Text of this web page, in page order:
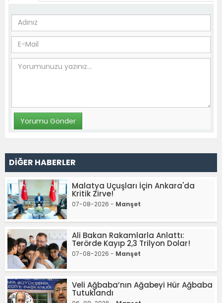
DİĞER HABERLER
Malatya Uçuşları İçin Ankara'da
Kritik Zirve!
07-08-2026 - Manşet
Ali Bakan Rakamlarla Anlattı:
Terörde Kayıp 2,3 Trilyon Dolar!
07-08-2026 - Manşet
Veli Ağbaba’nın Ağabeyi Hür Ağbaba
Tutuklandı